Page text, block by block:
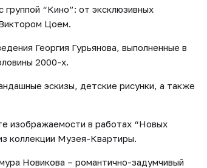
группой “Кино”: от эксклюзивных
Цоем.
Георгия Гурьянова, выполненные в
2000-х.
эскизы, детские рисунки, а также
изображаемости в работах “Новых
коллекции Музея-Квартиры.
Новикова – романтично-задумчивый